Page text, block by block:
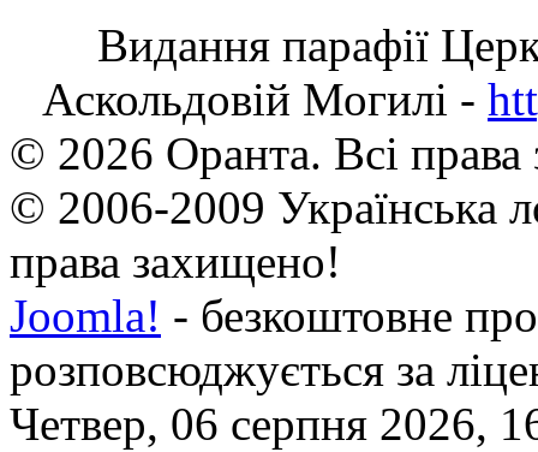
Видання парафії
Аскольдовій Могилі -
© 2026 Оранта. Всі
© 2006-2009 Українська
права захищено!
Joomla! - безкоштовне
розповсюджується за
Четвер, 06 серпня 2026,